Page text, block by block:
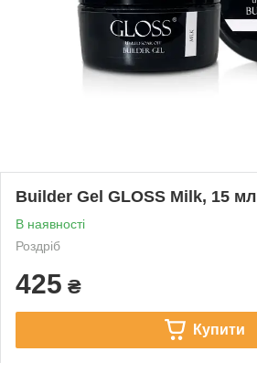
Builder Gel GLOSS Milk, 15 мл
В наявності
Роздріб
425 ₴
Купити